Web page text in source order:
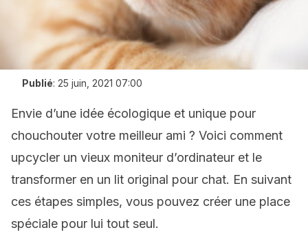
Publié: 25 juin, 2021 07:00
Envie d’une idée écologique et unique pour
chouchouter votre meilleur ami ? Voici comment
upcycler un vieux moniteur d’ordinateur et le
transformer en un lit original pour chat. En suivant
ces étapes simples, vous pouvez créer une place
spéciale pour lui tout seul.